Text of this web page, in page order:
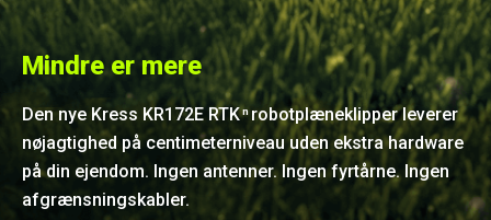
Mindre er mere
Den nye Kress KR172E RTK nrobotplæneklipper leverer
nøjagtighed på centimeterniveau uden ekstra hardware
på din ejendom. Ingen antenner. Ingen fyrtårne. Ingen
afgrænsningskabler.